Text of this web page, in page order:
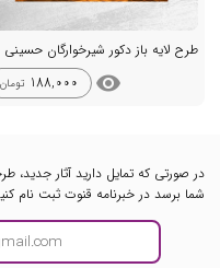
طرح لایه باز دکور شیرخوارگان حسینی
visibility
188,000 تومان
در صورتی که تمایل دارید آثار جدید،
شما برسد در خبرنامه قنوت ثبت نام